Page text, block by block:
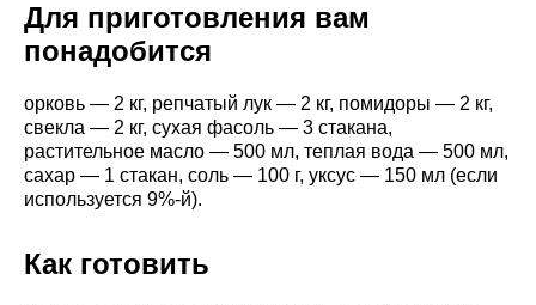
Для приготовления вам
понадобится
орковь — 2 кг, репчатый лук — 2 кг, помидоры — 2 кг,
свекла — 2 кг, сухая фасоль — 3 стакана,
растительное масло — 500 мл, теплая вода — 500 мл,
сахар — 1 стакан, соль — 100 г, уксус — 150 мл (если
используется 9%-й).
Как готовить